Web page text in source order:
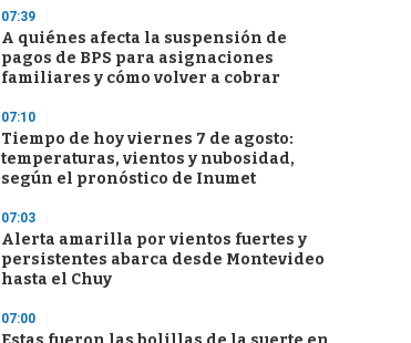
07:39
A quiénes afecta la suspensión de
pagos de BPS para asignaciones
familiares y cómo volver a cobrar
07:10
Tiempo de hoy viernes 7 de agosto:
temperaturas, vientos y nubosidad,
según el pronóstico de Inumet
07:03
Alerta amarilla por vientos fuertes y
persistentes abarca desde Montevideo
hasta el Chuy
07:00